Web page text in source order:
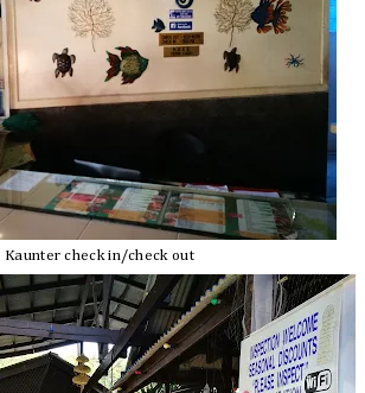
Kaunter check in/check out